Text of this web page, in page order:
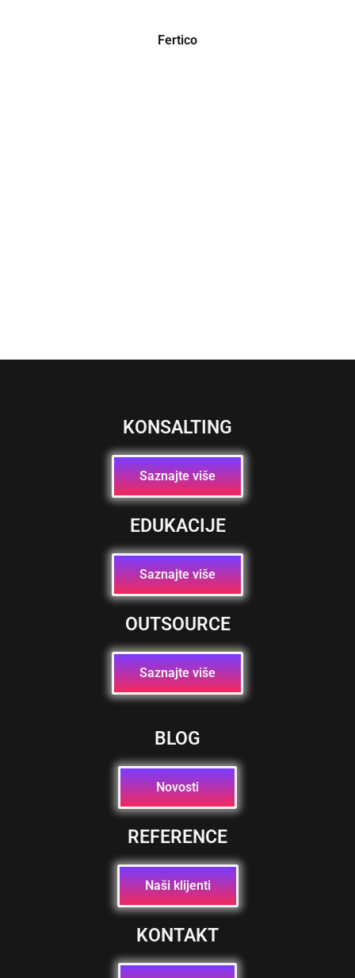
Fertico
KONSALTING
Saznajte više
EDUKACIJE
Saznajte više
OUTSOURCE
Saznajte više
BLOG
Novosti
REFERENCE
Naši klijenti
KONTAKT